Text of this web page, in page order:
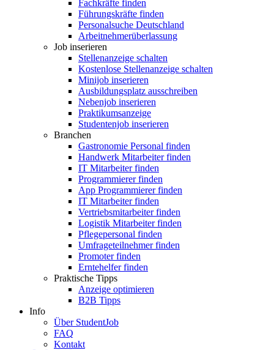
Fachkräfte finden
Führungskräfte finden
Personalsuche Deutschland
Arbeitnehmerüberlassung
Job inserieren
Stellenanzeige schalten
Kostenlose Stellenanzeige schalten
Minijob inserieren
Ausbildungsplatz ausschreiben
Nebenjob inserieren
Praktikumsanzeige
Studentenjob inserieren
Branchen
Gastronomie Personal finden
Handwerk Mitarbeiter finden
IT Mitarbeiter finden
Programmierer finden
App Programmierer finden
IT Mitarbeiter finden
Vertriebsmitarbeiter finden
Logistik Mitarbeiter finden
Pflegepersonal finden
Umfrageteilnehmer finden
Promoter finden
Erntehelfer finden
Praktische Tipps
Anzeige optimieren
B2B Tipps
Info
Über StudentJob
FAQ
Kontakt